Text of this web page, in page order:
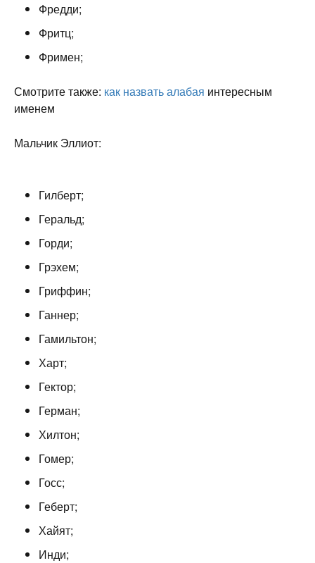
Фредди;
Фритц;
Фримен;
Смотрите также: как назвать алабая интересным
именем
Мальчик Эллиот:
Гилберт;
Геральд;
Горди;
Грэхем;
Гриффин;
Ганнер;
Гамильтон;
Харт;
Гектор;
Герман;
Хилтон;
Гомер;
Госс;
Геберт;
Хайят;
Инди;